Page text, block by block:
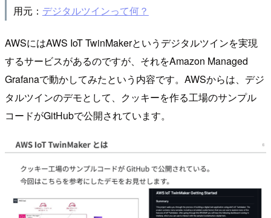
用元： デジタルツインって何？
AWSにはAWS IoT TwinMakerというデジタルツインを実現
するサービスがあるのですが、それをAmazon Managed
Grafanaで動かしてみたという内容です。AWSからは、デジ
タルツインのデモとして、クッキーを作る工場のサンプル
コードがGitHubで公開されています。